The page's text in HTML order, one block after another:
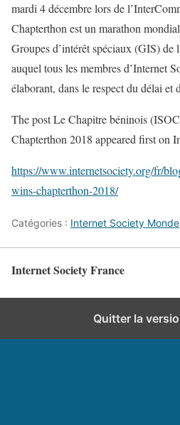
mardi 4 décembre lors de
Chapterthon est un marathon
Groupes d’intérêt spéciaux (GIS)
auquel tous les membres d’Internet
élaborant, dans le respect du délai
The post Le Chapitre béninois
Chapterthon 2018 appeared first on
https://www.internetsociety.org/fr/
wins-chapterthon-2018/
Catégories : Internet Society Monde
Internet Society France
Quitter la